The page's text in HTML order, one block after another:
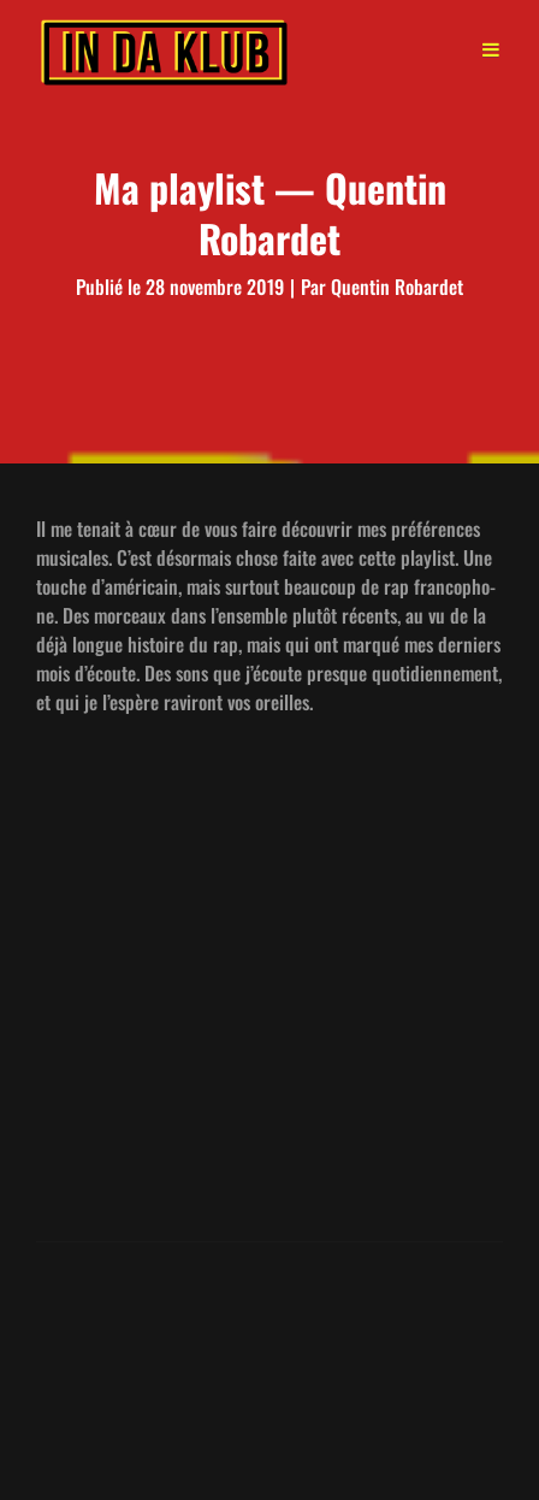
Ma playlist — Quentin
Robardet
Publié le28 novembre 2019 | ParByline
Quentin Robardet
Il me tenait à cœur de vous faire décou­vrir mes préférences
musi­cales. C’est désor­mais chose faite avec cette playlist. Une
touche d’améri­cain, mais surtout beau­coup de rap fran­coph­o­
ne. Des morceaux dans l’ensem­ble plutôt récents, au vu de la
déjà longue his­toire du rap, mais qui ont mar­qué mes derniers
mois d’é­coute. Des sons que j’é­coute presque quo­ti­di­en­nement,
et qui je l’e­spère ravi­ront vos oreilles.